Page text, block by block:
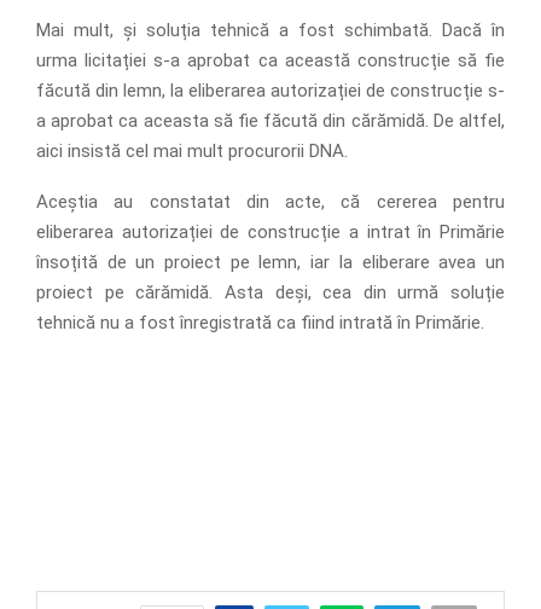
Mai mult, și soluția tehnică a fost schimbată. Dacă în
urma licitației s-a aprobat ca această construcție să fie
făcută din lemn, la eliberarea autorizației de construcție s-
a aprobat ca aceasta să fie făcută din cărămidă. De altfel,
aici insistă cel mai mult procurorii DNA.
Aceștia au constatat din acte, că cererea pentru
eliberarea autorizației de construcție a intrat în Primărie
însoțită de un proiect pe lemn, iar la eliberare avea un
proiect pe cărămidă. Asta deși, cea din urmă soluție
tehnică nu a fost înregistrată ca fiind intrată în Primărie.